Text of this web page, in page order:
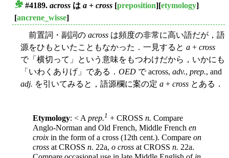
#4189. across は a + cross [preposition][etymology]
[ancrene_wisse]
前置詞・副詞の across は頻度の非常に高い語だが，語
源をひもといたこともなかった．一見すると a + cross
で「横切って」という意味をもつわけだから，いかにも
「いわくありげ」である． OED で across, adv., prep., and
adj. を引いてみると，語源欄に案の定 a + cross とある．
Etymology: < A prep.1 + CROSS n. Compare
Anglo-Norman and Old French, Middle French en
croix in the form of a cross (12th cent.). Compare on
cross at CROSS n. 22a, o cross at CROSS n. 22a.